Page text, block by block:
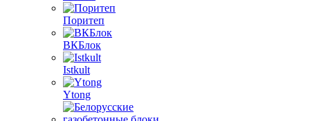
Поритеп
ВКБлок
Istkult
Ytong